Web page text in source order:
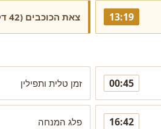
13:19 צאת הכוכבים (42 דקות)
00:45 זמן טלית ותפילין
16:42 פלג המנחה